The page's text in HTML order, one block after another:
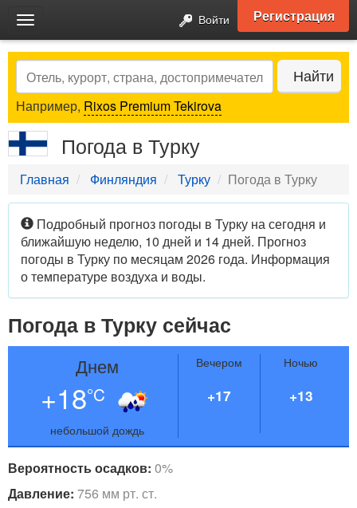
Toggle
navigation
Войти Регистрация
Search Найти
Например, Rixos Premium Tekirova
Погода в Турку
Главная Финляндия Турку Погода в Турку
Подробный прогноз погоды в Турку на сегодня и
ближайшую неделю, 10 дней и 14 дней. Прогноз
погоды в Турку по месяцам 2026 года. Информация
о температуре воздуха и воды.
Погода в Турку сейчас
Днем
+18°C
небольшой дождь
Вечером
+17
Ночью
+13
Вероятность осадков: 0%
Давление: 756 мм рт. ст.